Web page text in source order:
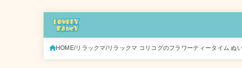
HOME リラックマ リラックマ コリコグのフラワーティータイム ぬ